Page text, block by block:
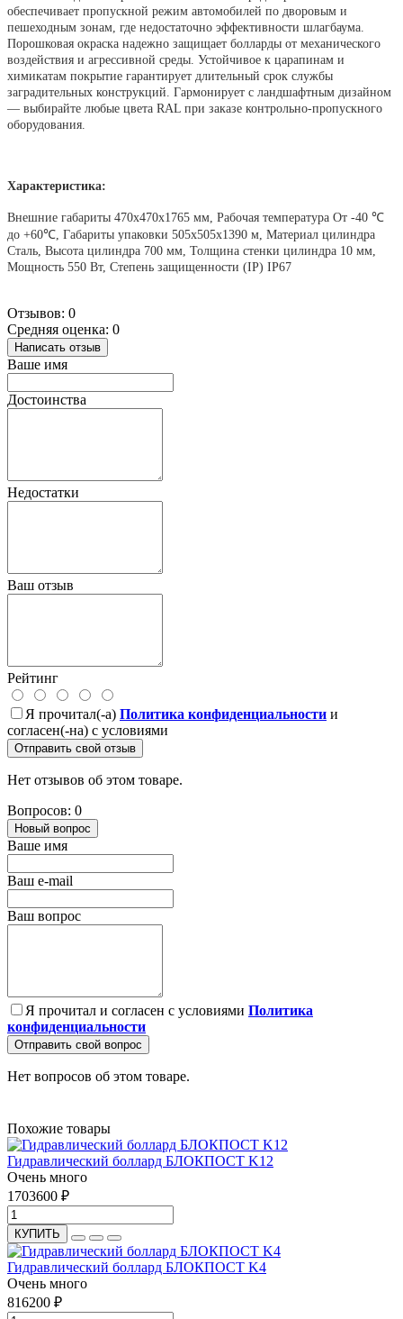
обеспечивает пропускной режим автомобилей по дворовым и
пешеходным зонам, где недостаточно эффективности шлагбаума.
Порошковая окраска надежно защищает болларды от механического
воздействия и агрессивной среды. Устойчивое к царапинам и
химикатам покрытие гарантирует длительный срок службы
заградительных конструкций. Гармонирует с ландшафтным дизайном
— выбирайте любые цвета RAL при заказе контрольно-пропускного
оборудования.
Характеристика:
Внешние габариты 470х470х1765 мм, Рабочая температура От -40 ℃
до +60℃, Габариты упаковки 505х505х1390 м, Материал цилиндра
Сталь, Высота цилиндра 700 мм, Толщина стенки цилиндра 10 мм,
Мощность 550 Вт, Степень защищенности (IP) IP67
Отзывов: 0
Средняя оценка: 0
Написать отзыв
Ваше имя
Достоинства
Недостатки
Ваш отзыв
Рейтинг
Я прочитал(-а) Политика конфиденциальности и
согласен(-на) с условиями
Отправить свой отзыв
Нет отзывов об этом товаре.
Вопросов: 0
Новый вопрос
Ваше имя
Ваш e-mail
Ваш вопрос
Я прочитал и согласен с условиями Политика
конфиденциальности
Отправить свой вопрос
Нет вопросов об этом товаре.
Похожие товары
Гидравлический боллард БЛОКПОСТ K12
Очень много
1703600 ₽
КУПИТЬ
Гидравлический боллард БЛОКПОСТ K4
Очень много
816200 ₽